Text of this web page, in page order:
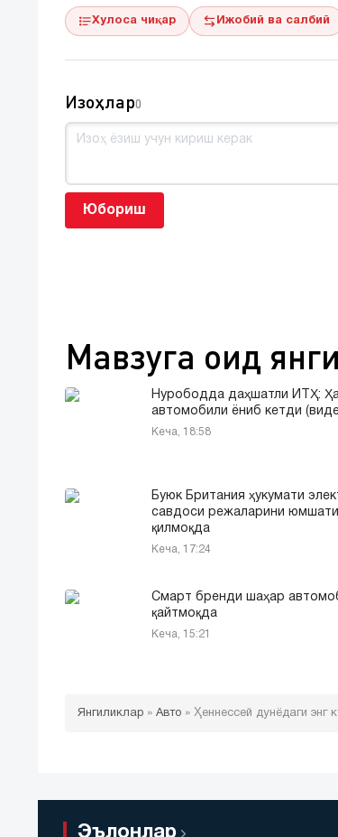
Хулоса чиқар Ижобий ва салбий
Изоҳлар0
Юбориш
Мавзуга оид
Нурободда даҳшатли ЙТҲ:
автомобили ёниб кетди
Кеча, 18:58
Буюк Британия ҳукумати
савдоси режаларини
қилмоқда
Кеча, 17:24
Смарт бренди шаҳар
қайтмоқда
Кеча, 15:21
Янгиликлар » Авто » Ҳеннессей дунёдаги
Эълонлар